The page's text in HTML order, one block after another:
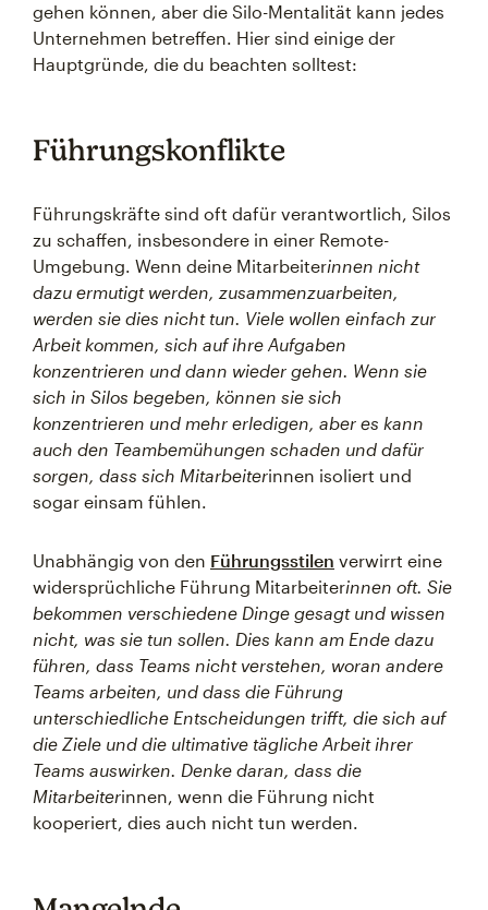
gehen können, aber die Silo-Mentalität kann jedes
Unternehmen betreffen. Hier sind einige der
Hauptgründe, die du beachten solltest:
Führungskonflikte
Führungskräfte sind oft dafür verantwortlich, Silos
zu schaffen, insbesondere in einer Remote-
Umgebung. Wenn deine Mitarbeiterinnen nicht
dazu ermutigt werden, zusammenzuarbeiten,
werden sie dies nicht tun. Viele wollen einfach zur
Arbeit kommen, sich auf ihre Aufgaben
konzentrieren und dann wieder gehen. Wenn sie
sich in Silos begeben, können sie sich
konzentrieren und mehr erledigen, aber es kann
auch den Teambemühungen schaden und dafür
sorgen, dass sich Mitarbeiterinnen isoliert und
sogar einsam fühlen.
Unabhängig von den Führungsstilen verwirrt eine
widersprüchliche Führung Mitarbeiterinnen oft. Sie
bekommen verschiedene Dinge gesagt und wissen
nicht, was sie tun sollen. Dies kann am Ende dazu
führen, dass Teams nicht verstehen, woran andere
Teams arbeiten, und dass die Führung
unterschiedliche Entscheidungen trifft, die sich auf
die Ziele und die ultimative tägliche Arbeit ihrer
Teams auswirken. Denke daran, dass die
Mitarbeiterinnen, wenn die Führung nicht
kooperiert, dies auch nicht tun werden.